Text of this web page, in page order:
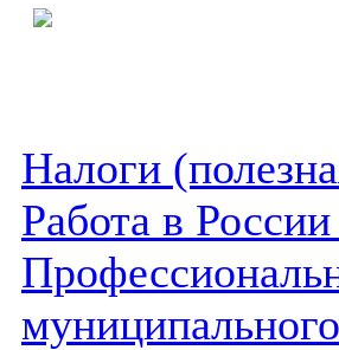
Налоги
Работа в
муниципального